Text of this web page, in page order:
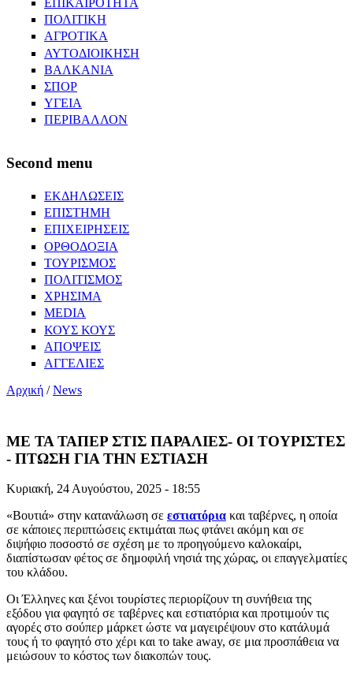
ΕΠΙΚΑΙΡΟΤΗΤΑ
ΠΟΛΙΤΙΚΗ
ΑΓΡΟΤΙΚΑ
ΑΥΤΟΔΙΟΙΚΗΣΗ
ΒΑΛΚΑΝΙΑ
ΣΠΟΡ
ΥΓΕΙΑ
ΠΕΡΙΒΑΛΛΟΝ
Second menu
ΕΚΔΗΛΩΣΕΙΣ
ΕΠΙΣΤΗΜΗ
ΕΠΙΧΕΙΡΗΣΕΙΣ
ΟΡΘΟΔΟΞΙΑ
ΤΟΥΡΙΣΜΟΣ
ΠΟΛΙΤΙΣΜΟΣ
ΧΡΗΣΙΜΑ
MEDIA
ΚΟΥΣ ΚΟΥΣ
ΑΠΟΨΕΙΣ
ΑΓΓΕΛΙΕΣ
Αρχική /News
ΜΕ ΤΑ ΤΑΠΕΡ ΣΤΙΣ ΠΑΡΑΛΙΕΣ- ΟΙ ΤΟΥΡΙΣΤΕΣ
- ΠΤΩΣΗ ΓΙΑ ΤΗΝ ΕΣΤΙΑΣΗ
Κυριακή, 24 Αυγούστου, 2025 - 18:55
«Βουτιά» στην κατανάλωση σε εστιατόρια και ταβέρνες, η οποία
σε κάποιες περιπτώσεις εκτιμάται πως φτάνει ακόμη και σε
διψήφιο ποσοστό σε σχέση με το προηγούμενο καλοκαίρι,
διαπίστωσαν φέτος σε δημοφιλή νησιά της χώρας, οι επαγγελματίες
του κλάδου.
Οι Έλληνες και ξένοι τουρίστες περιορίζουν τη συνήθεια της
εξόδου για φαγητό σε ταβέρνες και εστιατόρια και προτιμούν τις
αγορές στο σούπερ μάρκετ ώστε να μαγειρέψουν στο κατάλυμά
τους ή το φαγητό στο χέρι και το take away, σε μια προσπάθεια να
μειώσουν το κόστος των διακοπών τους.